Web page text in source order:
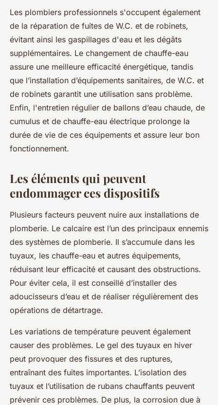
Les plombiers professionnels s'occupent également
de la réparation de fuites de W.C. et de robinets,
évitant ainsi les gaspillages d'eau et les dégâts
supplémentaires. Le changement de chauffe-eau
assure une meilleure efficacité énergétique, tandis
que l’installation d’équipements sanitaires, de W.C. et
de robinets garantit une utilisation sans problème.
Enfin, l'entretien régulier de ballons d’eau chaude, de
cumulus et de chauffe-eau électrique prolonge la
durée de vie de ces équipements et assure leur bon
fonctionnement.
Les éléments qui peuvent
endommager ces dispositifs
Plusieurs facteurs peuvent nuire aux installations de
plomberie. Le calcaire est l’un des principaux ennemis
des systèmes de plomberie. Il s’accumule dans les
tuyaux, les chauffe-eau et autres équipements,
réduisant leur efficacité et causant des obstructions.
Pour éviter cela, il est conseillé d’installer des
adoucisseurs d’eau et de réaliser régulièrement des
opérations de détartrage.
Les variations de température peuvent également
causer des problèmes. Le gel des tuyaux en hiver
peut provoquer des fissures et des ruptures,
entraînant des fuites importantes. L’isolation des
tuyaux et l’utilisation de rubans chauffants peuvent
prévenir ces problèmes. De plus, la corrosion due à